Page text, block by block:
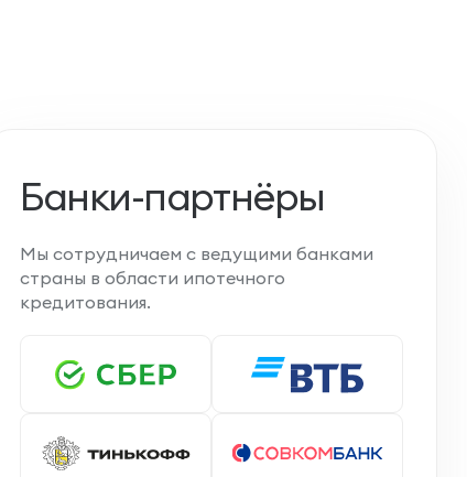
Банки-партнёры
Мы сотрудничаем с ведущими банками
страны в области ипотечного
кредитования.